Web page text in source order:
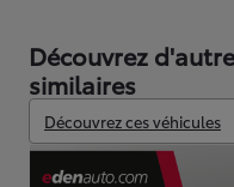
Découvrez
similaires
Découvrez ces véhicules